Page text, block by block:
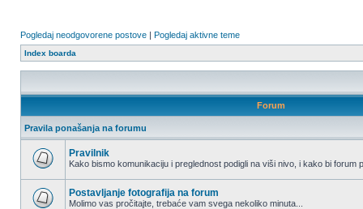
Pogledaj neodgovorene postove | Pogledaj aktivne teme
Index boarda
Forum
Pravila ponašanja na forumu
nepročitanih
postova
Pravilnik
Kako bismo komunikaciju i preglednost podigli na viši nivo, i kako bi forum
Postavljanje fotografija na forum
Molimo vas pročitajte, trebaće vam svega nekoliko minuta...